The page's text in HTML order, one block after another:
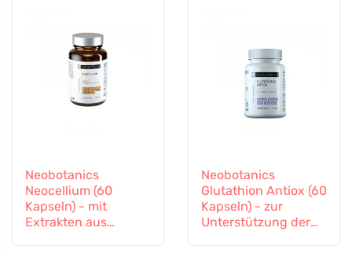
Neobotanics
Neocellium (60
Kapseln) - mit
Extrakten aus
Neobotanics
Glutathion Antiox (60
Kapseln) - zur
Unterstützung der